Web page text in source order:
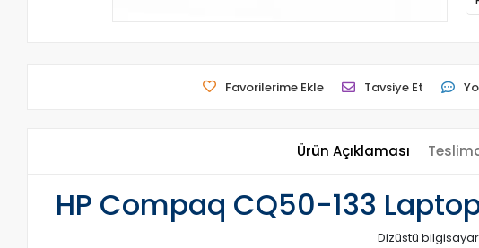
Favorilerime Ekle Tavsiye Et
Ürün Açıklaması
HP Compaq CQ50-133
Dizüstü